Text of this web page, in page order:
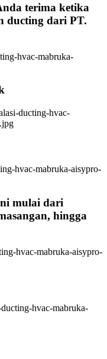
terima ketika
ducting dari PT.
mulai dari
hingga